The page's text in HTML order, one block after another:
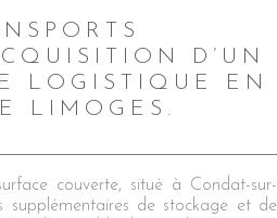
D’UN
LOGISTIQUE EN
LIMOGES.
couverte, situé à Condat-sur-
supplémentaires de stockage et de